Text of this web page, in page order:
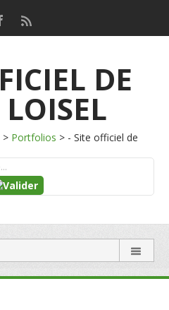
DE
LOISEL
> Portfolios > - Site officiel de